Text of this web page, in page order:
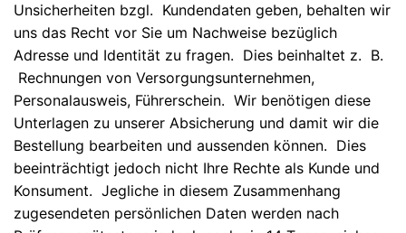
Unsicherheiten bzgl. Kundendaten geben, behalten wir
uns das Recht vor Sie um Nachweise bezüglich
Adresse und Identität zu fragen. Dies beinhaltet z. B.
Rechnungen von Versorgungsunternehmen,
Personalausweis, Führerschein. Wir benötigen diese
Unterlagen zu unserer Absicherung und damit wir die
Bestellung bearbeiten und aussenden können. Dies
beeinträchtigt jedoch nicht Ihre Rechte als Kunde und
Konsument. Jegliche in diesem Zusammenhang
zugesendeten persönlichen Daten werden nach